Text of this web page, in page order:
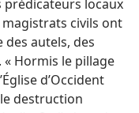
prédicateurs locaux
civils ont
autels, des
« Hormis le pillage
d’Occident
destruction